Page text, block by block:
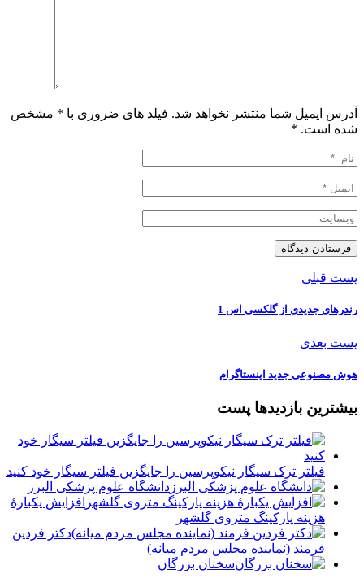
آدرس ایمیل شما منتشر نخواهد شد. فیلد های ضروری با * مشخص
شده است. *
پست قبلی
رندرهای جدیدی از گلکسی اس 1
پست بعدی
️‏هوش مصنوعی جدید اینستاگرام
بیشترین بازدیدها پست
فیلتر ترک سیگار نیکوپرسین را جایگزین فیلتر سیگار خود کنید
دانشگاه علوم پزشکی البرز
افزایش یکبارۀ
هزینه پارکینگ متروی گلشهر
دكتر فردين
فرمند (نماينده مجلس مردم میانه)
سخنان بزرگان